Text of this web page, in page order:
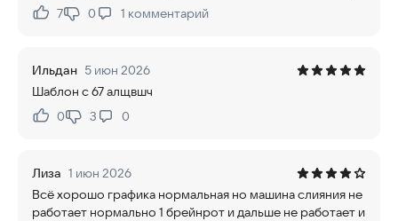
Нравится:
7Не нравится:
0 1 комментарий
Ильдан 5 июн 2026
Шаблон с 67 алщвшч
Нравится:
0Не нравится:
3 0
Лиза 1 июн 2026
Всё хорошо графика нормальная но машина слияния не
работает нормально 1 брейнрот и дальше не работает и